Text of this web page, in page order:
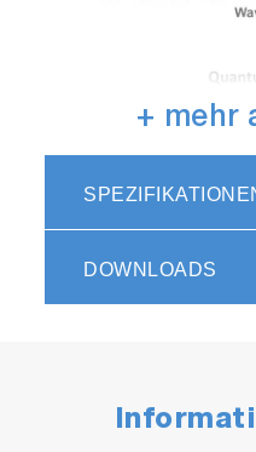
OEM
+ mehr
DOWNLOADS